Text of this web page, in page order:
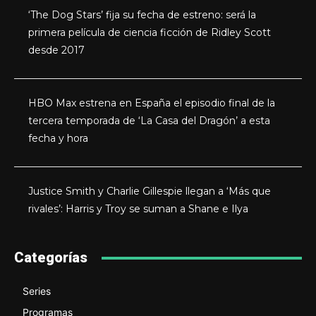
‘The Dog Stars’ fija su fecha de estreno: será la
primera película de ciencia ficción de Ridley Scott
desde 2017
HBO Max estrena en España el episodio final de la
tercera temporada de ‘La Casa del Dragón’ a esta
fecha y hora
Justice Smith y Charlie Gillespie llegan a ‘Más que
rivales’: Harris y Troy se suman a Shane e Ilya
Categorías
Series
Programas